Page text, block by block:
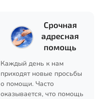
Срочная
адресная
помощь
Каждый день к нам
приходят новые просьбы
о помощи. Часто
оказывается, что помощь